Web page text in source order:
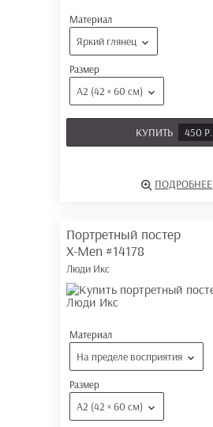
Материал
Яркий глянец
Размер
А2 (42 × 60 см)
КУПИТЬ 450 Р.
ПОДРОБНЕЕ
Портретный постер
X-Men #14178
Люди Икс
Материал
На пределе восприятия
Размер
А2 (42 × 60 см)